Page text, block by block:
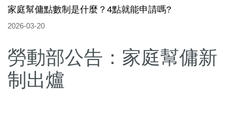
家庭幫傭點數制是什麼？4點就能申請嗎?
2026-03-20
勞動部公告：家庭幫傭新
制出爐